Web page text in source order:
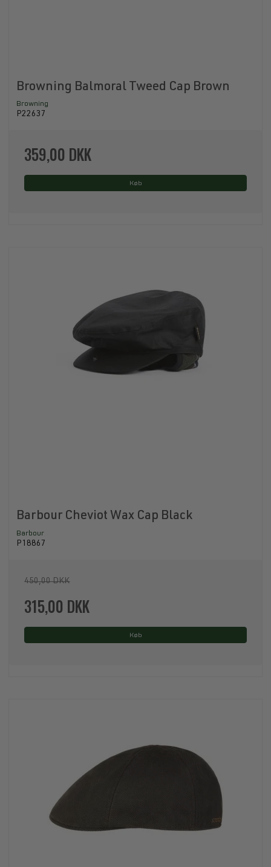
Browning Balmoral Tweed Cap Brown
Browning
P22637
359,00 DKK
Køb
Barbour Cheviot Wax Cap Black
Barbour
P18867
450,00 DKK
315,00 DKK
Køb